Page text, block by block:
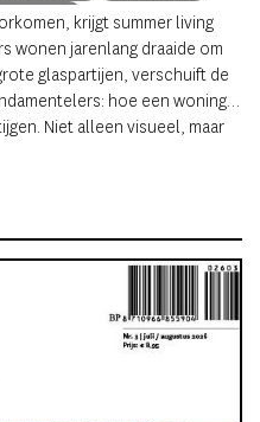
krijgt summer living
wonen jarenlang draaide om
glaspartijen, verschuift de
hoe een woning
Niet alleen visueel, maar